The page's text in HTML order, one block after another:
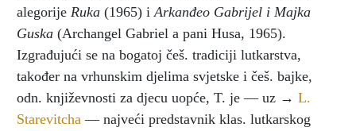
alegorije Ruka (1965) iArkanđeo Gabrijel i Majka
Guska (Archangel Gabriel a pani Husa, 1965).
Izgrađujući se na bogatoj češ. tradiciji lutkarstva,
također na vrhunskim djelima svjetske i češ. bajke,
odn. književnosti za djecu uopće, T. je — uz → L.
Starevitcha — najveći predstavnik klas. lutkarskog